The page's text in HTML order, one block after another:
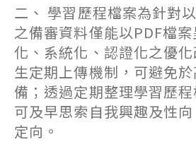
二、 學習歷程檔案為針對
之備審資料僅能以PDF檔
化、系統化、認證化之優
生定期上傳機制，可避免
備；透過定期整理學習歷
可及早思索自我興趣及性
定向。